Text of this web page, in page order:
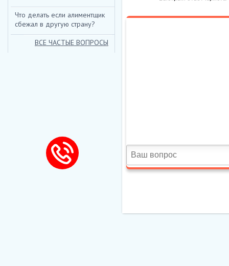
Что делать если алиментщик
сбежал в другую страну?
ВСЕ ЧАСТЫЕ ВОПРОСЫ